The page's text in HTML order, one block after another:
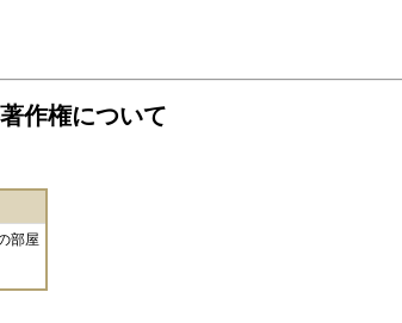
作権について
部屋